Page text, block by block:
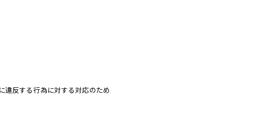
に違反する行為に対する対応のため